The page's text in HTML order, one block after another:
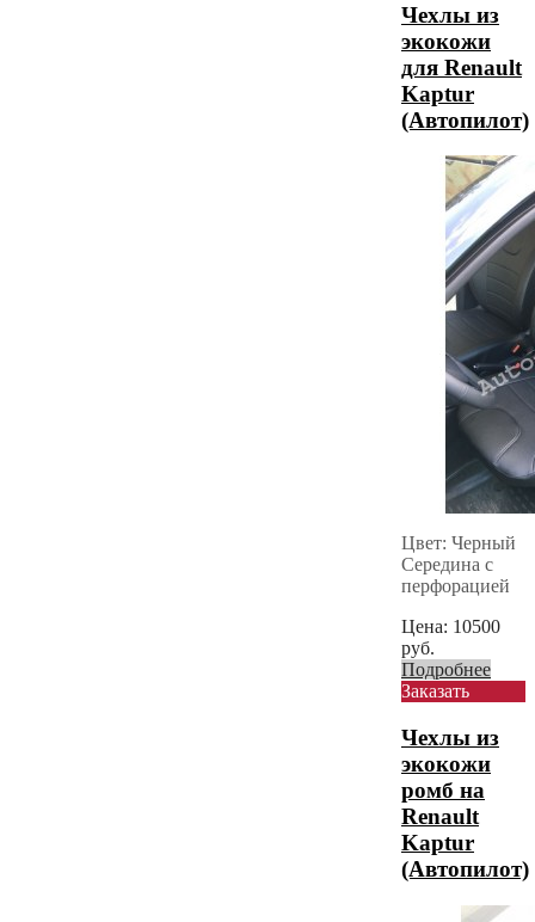
Чехлы из
экокожи
для Renault
Kaptur
(Автопилот)
Цвет: Черный
Середина с
перфорацией
Цена: 10500
руб.
Подробнее
Заказать
Чехлы из
экокожи
ромб на
Renault
Kaptur
(Автопилот)